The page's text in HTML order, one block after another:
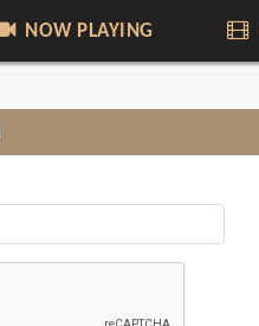
NOW PLAYING